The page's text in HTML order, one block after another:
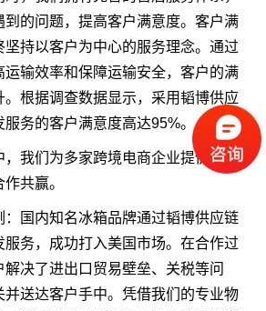
到的问题，提高客户满意度。客户满
坚持以客户为中心的服务理念。通过
输效率和保障运输安全，客户的满
。根据调查数据显示，采用韬博供应
务的客户满意度高达95%。
我们为多家跨境电商企业提供了优
共赢。
：国内知名冰箱品牌通过韬博供应链
服务，成功打入美国市场。在合作过
决了进出口贸易壁垒、关税等问
送达客户手中。凭借我们的专业物